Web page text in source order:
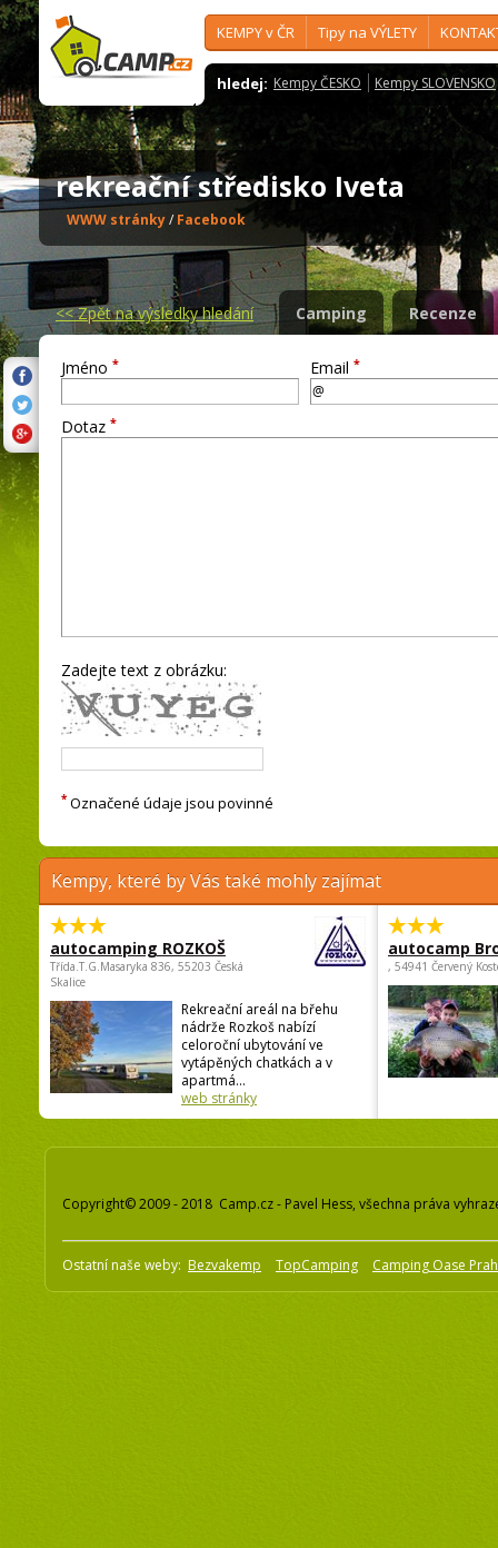
KEMPY v ČR Tipy na VÝLETY
hledej: Kempy ČESKO Kempy SLOVENSKO
rekreační středisko Iveta
WWW stránky/ Facebook
<<Zpět na výsledky hledání Camping Recenze
Jméno * Email *
Dotaz *
Zadejte text z obrázku:
* Označené údaje jsou povinné
Kempy, které by Vás také mohly zajímat
autocamping ROZKOŠ
Třída.T.G.Masaryka 836, 55203 Česká
Skalice
Rekreační areál na břehu
nádrže Rozkoš nabízí
celoroční ubytování ve
vytápěných chatkách a v
apartmá...
web stránky
autocamp
, 54941 Červený
Copyright© 2009 - 2018 Camp.cz - Pavel Hess, všechna práva
Ostatní naše weby: Bezvakemp TopCamping Camping Oase